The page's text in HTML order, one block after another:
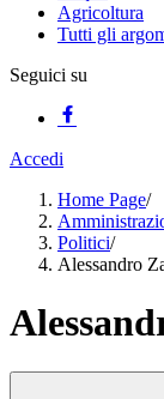
Agricoltura
Tutti gli
Seguici su
Accedi
Home Page/
Politici/
Alessandro